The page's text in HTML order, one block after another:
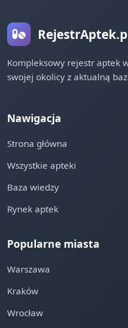
Kompleksowy rejestr aptek
swojej okolicy z aktualną
Nawigacja
Strona główna
Wszystkie apteki
Baza wiedzy
Rynek aptek
Popularne miasta
Warszawa
Kraków
Wrocław